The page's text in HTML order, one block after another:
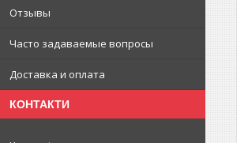
Отзывы
Часто задаваемые вопросы
Доставка и оплата
КОНТАКТИ